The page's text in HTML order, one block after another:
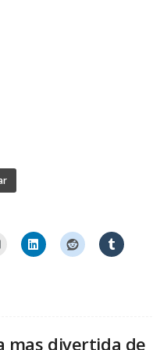
mas divertida de